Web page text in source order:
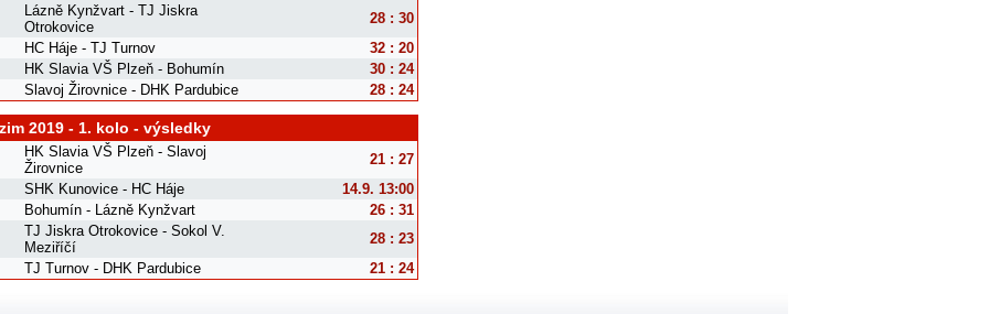
Lázně Kynžvart - TJ Jiskra
Otrokovice
28 : 30
HC Háje - TJ Turnov
32 : 20
HK Slavia VŠ Plzeň - Bohumín
30 : 24
Slavoj Žirovnice - DHK Pardubice
28 : 24
2019 - 1. kolo - výsledky
HK Slavia VŠ Plzeň - Slavoj
Žirovnice
21 : 27
SHK Kunovice - HC Háje
14.9. 13:00
Bohumín - Lázně Kynžvart
26 : 31
TJ Jiskra Otrokovice - Sokol V.
Meziříčí
28 : 23
TJ Turnov - DHK Pardubice
21 : 24